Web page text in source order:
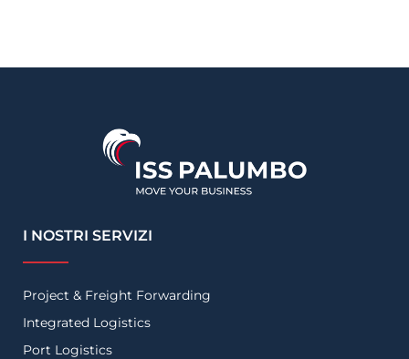
I NOSTRI SERVIZI
Project & Freight Forwarding
Integrated Logistics
Port Logistics